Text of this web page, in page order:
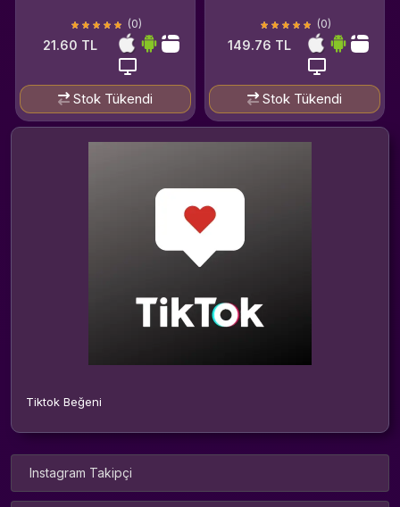
(0)
21.60 TL
Stok Tükendi
(0)
149.76 TL
Stok Tükendi
Tiktok Beğeni
Instagram Takipçi